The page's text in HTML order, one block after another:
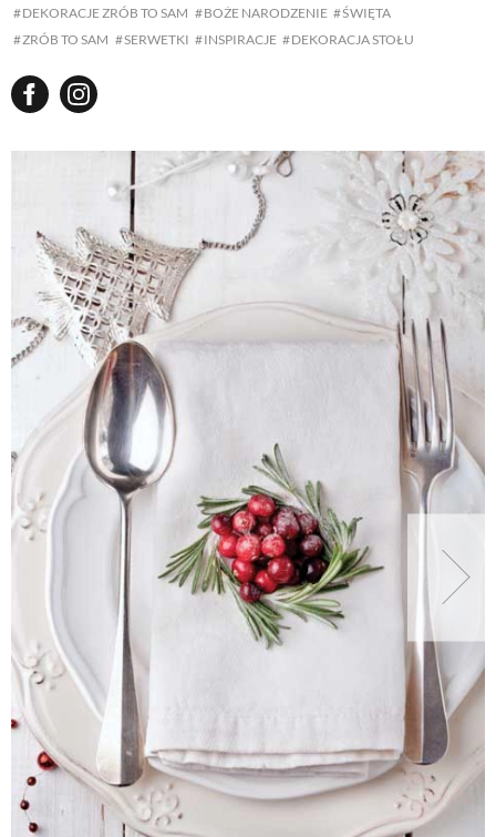
DEKORACJE ZRÓB TO SAM BOŻE NARODZENIE
ŚWIĘTA
ZRÓB TO SAM
SERWETKI INSPIRACJE DEKORACJA STOŁU